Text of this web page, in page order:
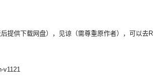
提供下载网盘），见谅（需尊重原作者），可以去
v1121